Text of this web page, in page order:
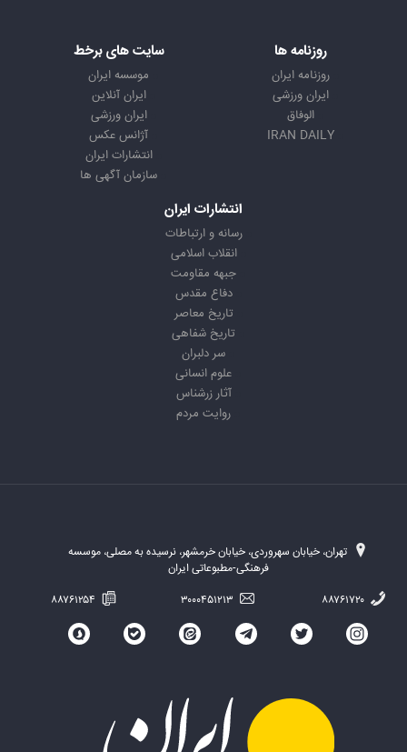
روزنامه ها
روزنامه ایران
ایران ورزشی
الوفاق
IRAN DAILY
سایت های برخط
موسسه ایران
ایران آنلاین
ایران ورزشی
آژانس عکس
انتشارات ایران
سازمان آگهی ها
انتشارات ایران
رسانه و ارتباطات
انقلاب اسلامی
جبهه مقاومت
دفاع مقدس
تاریخ معاصر
تاریخ شفاهی
سر دلبران
علوم انسانی
آثار زرشناس
روایت مردم
تهران، خیابان سهروردی، خیابان خرمشهر، نرسیده به مصلی، موسسه
فرهنگی-مطبوعاتی ایران